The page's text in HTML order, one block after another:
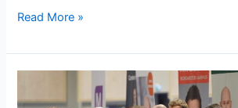
Read More »
mere